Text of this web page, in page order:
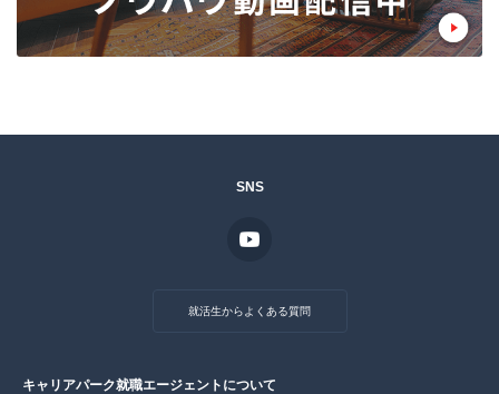
SNS
就活生からよくある質問
キャリアパーク就職エージェントについて